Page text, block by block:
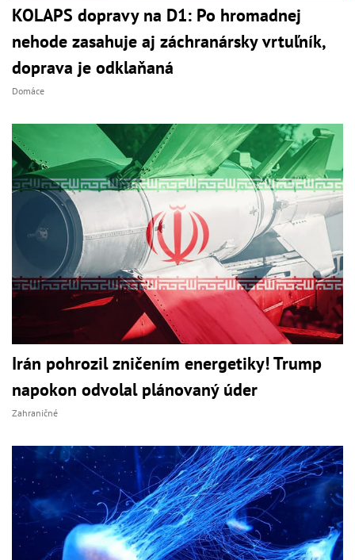
KOLAPS dopravy na D1: Po hromadnej
nehode zasahuje aj záchranársky vrtuľník,
doprava je odklaňaná
Domáce
Irán pohrozil zničením energetiky! Trump
napokon odvolal plánovaný úder
Zahraničné